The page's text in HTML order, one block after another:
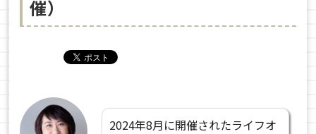
催）
2024年8月に開催されたライフオ